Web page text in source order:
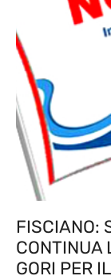
FISCIANO:
CONTINUA
GORI PER